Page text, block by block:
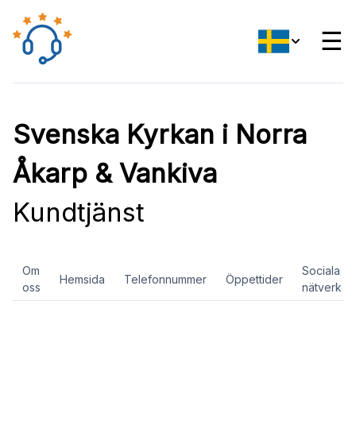
☰
Svenska Kyrkan i Norra
Åkarp & Vankiva
Kundtjänst
Om
oss
Hemsida Telefonnummer Öppettider
Sociala
nätverk